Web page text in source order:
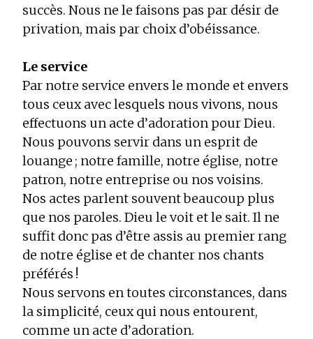
succès. Nous ne le faisons pas par désir de
privation, mais par choix d’obéissance.
Le service
Par notre service envers le monde et envers
tous ceux avec lesquels nous vivons, nous
effectuons un acte d’adoration pour Dieu.
Nous pouvons servir dans un esprit de
louange ; notre famille, notre église, notre
patron, notre entreprise ou nos voisins.
Nos actes parlent souvent beaucoup plus
que nos paroles. Dieu le voit et le sait. Il ne
suffit donc pas d’être assis au premier rang
de notre église et de chanter nos chants
préférés !
Nous servons en toutes circonstances, dans
la simplicité, ceux qui nous entourent,
comme un acte d’adoration.